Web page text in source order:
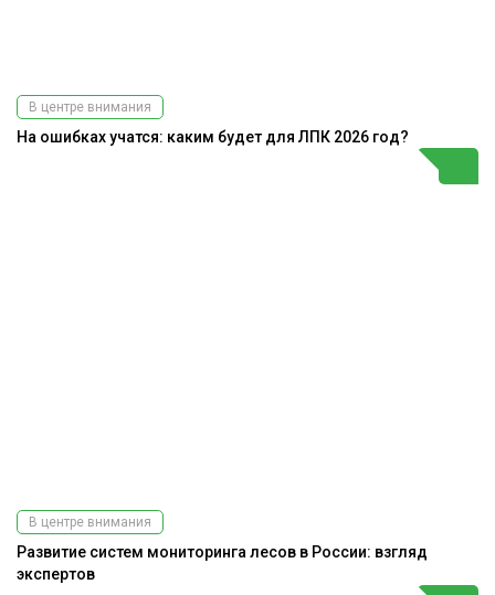
В центре внимания
На ошибках учатся: каким будет для ЛПК 2026 год?
В центре внимания
Развитие систем мониторинга лесов в России: взгляд
экспертов